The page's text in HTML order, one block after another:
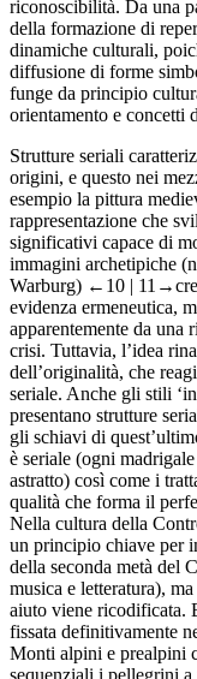
riconoscibilità. Da una
della formazione di
dinamiche culturali,
diffusione di forme
funge da principio
orientamento e concetti
Strutture seriali
origini, e questo nei
esempio la pittura
rappresentazione che
significativi capace di
immagini archetipiche
Warburg) ←10 |
evidenza ermeneutica,
apparentemente da una
crisi. Tuttavia, l’idea
dell’originalità, che
seriale. Anche gli stili
presentano strutture
gli schiavi di
è seriale (ogni
astratto) così come i
qualità che forma il
Nella cultura della
un principio chiave per
della seconda metà del
musica e letteratura),
aiuto viene ricodificata.
fissata definitivamente
Monti alpini e prealpini
sequenziali i pellegrini